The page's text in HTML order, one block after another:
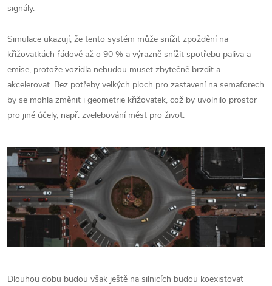
signály.
Simulace ukazují, že tento systém může snížit zpoždění na
křižovatkách řádově až o 90 % a výrazně snížit spotřebu paliva a
emise, protože vozidla nebudou muset zbytečně brzdit a
akcelerovat. Bez potřeby velkých ploch pro zastavení na semaforech
by se mohla změnit i geometrie křižovatek, což by uvolnilo prostor
pro jiné účely, např. zvelebování měst pro život.
Dlouhou dobu budou však ještě na silnicích budou koexistovat